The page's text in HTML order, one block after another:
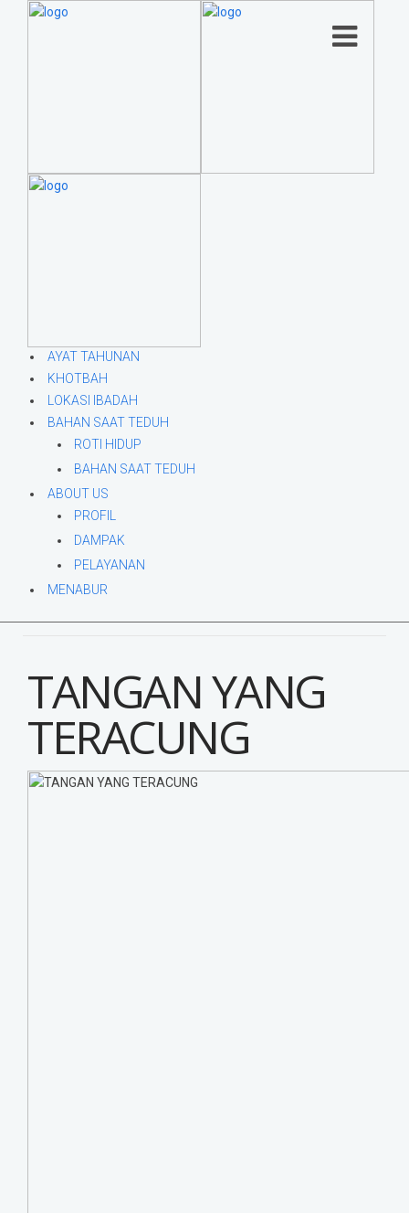
AYAT TAHUNAN
KHOTBAH
LOKASI IBADAH
BAHAN SAAT TEDUH
ROTI HIDUP
BAHAN SAAT TEDUH
ABOUT US
PROFIL
DAMPAK
PELAYANAN
MENABUR
TANGAN YANG
TERACUNG